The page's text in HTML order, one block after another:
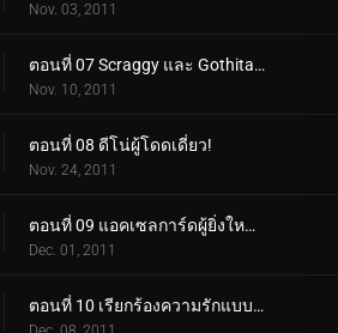
Nov. 03, 2011
ตอนที่ 07 Scraggy และ Gothita ผู้เรียกร้อง!
Nov. 10, 2011
ตอนที่ 08 ดีโน่ผู้โดดเดี่ยว!
Nov. 24, 2011
ตอนที่ 09 แอคเซลการ์ดผู้ยิ่งใหญ่เข้าช่วยเหลือ!
Dec. 01, 2011
ตอนที่ 10 เรียกร้องความรักแบบพี่น้อง!